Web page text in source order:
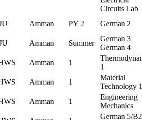
Circuits Lab
Amman PY 2 German 2
Amman Summer
German 3
German 4
Amman 1
1
Amman 1
Material
Technology 1
Amman 1
Engineering
Mechanics
German 5/B2